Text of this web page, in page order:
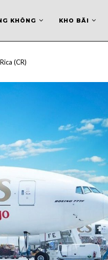
KHÔNG KHO BÃI
(CR)